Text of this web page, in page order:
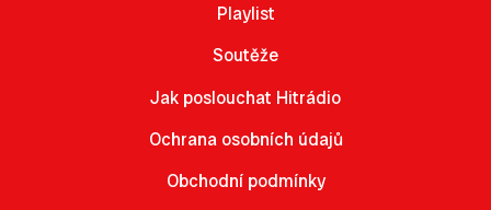
Playlist
Soutěže
Jak poslouchat Hitrádio
Ochrana osobních údajů
Obchodní podmínky